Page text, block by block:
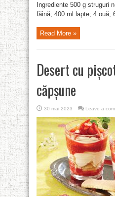
Ingrediente 500 g struguri
făină; 400 ml lapte; 4 ouă;
Read More »
Desert cu
căpșune
30 mai 2023 Leave a